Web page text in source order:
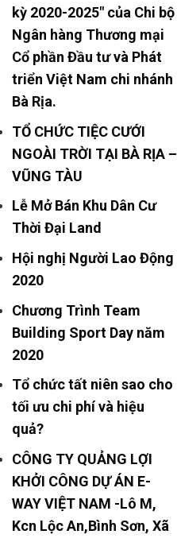
kỳ 2020-2025" của Chi bộ
Ngân hàng Thương mại
Cổ phần Đầu tư và Phát
triển Việt Nam chi nhánh
Bà Rịa.
TỔ CHỨC TIỆC CƯỚI
NGOÀI TRỜI TẠI BÀ RỊA –
VŨNG TÀU
Lễ Mở Bán Khu Dân Cư
Thời Đại Land
Hội nghị Người Lao Động
2020
Chương Trình Team
Building Sport Day năm
2020
Tổ chức tất niên sao cho
tối ưu chi phí và hiệu
quả?
CÔNG TY QUẢNG LỢI
KHỞI CÔNG DỰ ÁN E-
WAY VIỆT NAM -Lô M,
Kcn Lộc An,Bình Sơn, Xã